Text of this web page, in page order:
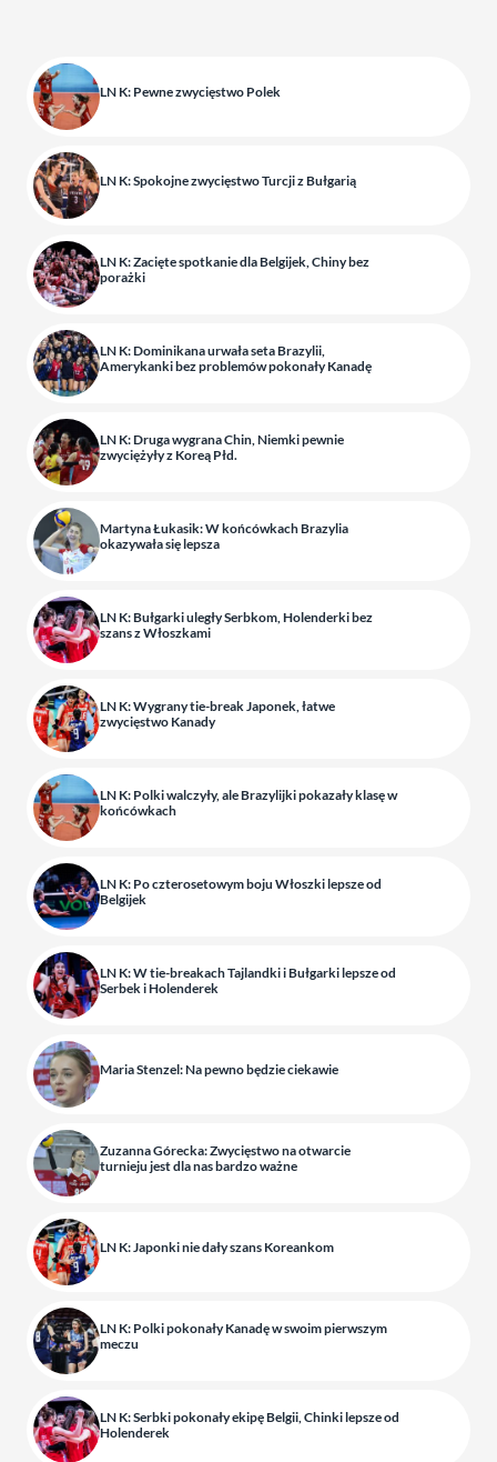
LN K: Pewne zwycięstwo Polek
LN K: Spokojne zwycięstwo Turcji z Bułgarią
LN K: Zacięte spotkanie dla Belgijek, Chiny bez
porażki
LN K: Dominikana urwała seta Brazylii,
Amerykanki bez problemów pokonały Kanadę
LN K: Druga wygrana Chin, Niemki pewnie
zwyciężyły z Koreą Płd.
Martyna Łukasik: W końcówkach Brazylia
okazywała się lepsza
LN K: Bułgarki uległy Serbkom, Holenderki bez
szans z Włoszkami
LN K: Wygrany tie-break Japonek, łatwe
zwycięstwo Kanady
LN K: Polki walczyły, ale Brazylijki pokazały klasę w
końcówkach
LN K: Po czterosetowym boju Włoszki lepsze od
Belgijek
LN K: W tie-breakach Tajlandki i Bułgarki lepsze od
Serbek i Holenderek
Maria Stenzel: Na pewno będzie ciekawie
Zuzanna Górecka: Zwycięstwo na otwarcie
turnieju jest dla nas bardzo ważne
LN K: Japonki nie dały szans Koreankom
LN K: Polki pokonały Kanadę w swoim pierwszym
meczu
LN K: Serbki pokonały ekipę Belgii, Chinki lepsze od
Holenderek